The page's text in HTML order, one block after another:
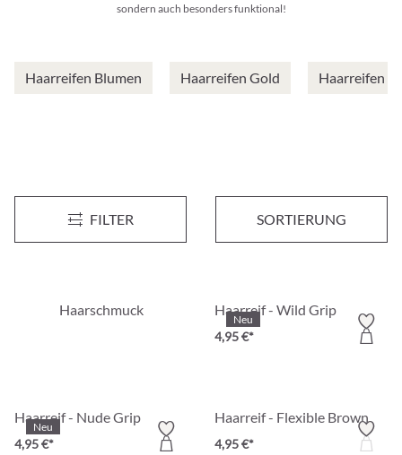
sondern auch besonders funktional!
Haarreifen Blumen Haarreifen Gold Haarreifen
FILTER SORTIERUNG
Haarreif - Classy Hair Kinder Haarreif - Rainbow
Haarschmuck
Neu
Haarreif - Wild Grip
4,95 €*
Neu
Haarreif - Nude Grip
4,95 €*
Haarreif - Flexible Brown
4,95 €*